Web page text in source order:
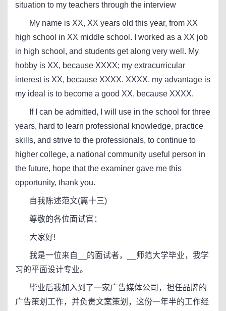
situation to my teachers through the interview
My name is XX, XX years old this year, from XX
high school in XX middle school. I worked as a XX job
in high school, and students get along very well. My
hobby is XX, because XXXX; my extracurricular
interest is XX, because XXXX. XXXX. my advantage is
my ideal is to become a good XX, because XXXX.
If I can be admitted, I will use in the school for three
years, hard to learn professional knowledge, practice
skills, and strive to the professionals, to continue to
higher college, a national community useful person in
the future, hope that the examiner gave me this
opportunity, thank you.
自我陈述范文(篇十三)
尊敬的各位面试官：
大家好!
我是一位来自__的面试者，__师范大学毕业，我学
习的平面设计专业。
毕业后我加入到了一家广告媒体公司，担任品牌的
广告策划工作，并负责文案策划，这份一年半的工作经